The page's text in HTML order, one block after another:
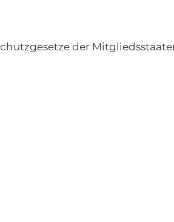
der